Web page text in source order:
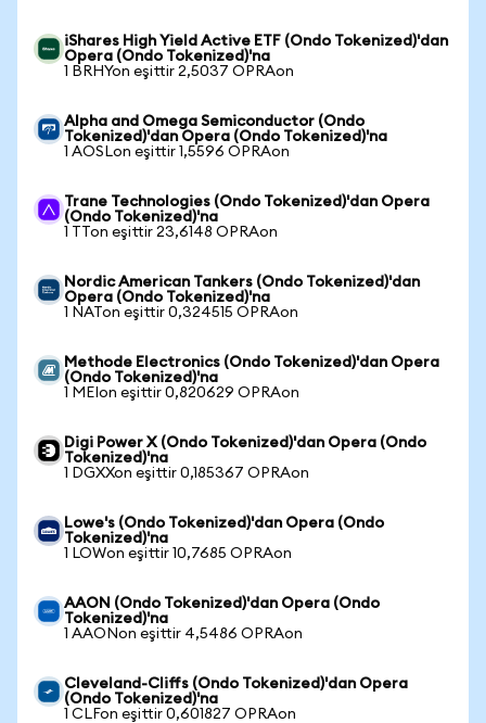
iShares High Yield Active ETF (Ondo Tokenized)'dan
Opera (Ondo Tokenized)'na
1 BRHYon eşittir 2,5037 OPRAon
Alpha and Omega Semiconductor (Ondo
Tokenized)'dan Opera (Ondo Tokenized)'na
1 AOSLon eşittir 1,5596 OPRAon
Trane Technologies (Ondo Tokenized)'dan Opera
(Ondo Tokenized)'na
1 TTon eşittir 23,6148 OPRAon
Nordic American Tankers (Ondo Tokenized)'dan
Opera (Ondo Tokenized)'na
1 NATon eşittir 0,324515 OPRAon
Methode Electronics (Ondo Tokenized)'dan Opera
(Ondo Tokenized)'na
1 MEIon eşittir 0,820629 OPRAon
Digi Power X (Ondo Tokenized)'dan Opera (Ondo
Tokenized)'na
1 DGXXon eşittir 0,185367 OPRAon
Lowe's (Ondo Tokenized)'dan Opera (Ondo
Tokenized)'na
1 LOWon eşittir 10,7685 OPRAon
AAON (Ondo Tokenized)'dan Opera (Ondo
Tokenized)'na
1 AAONon eşittir 4,5486 OPRAon
Cleveland-Cliffs (Ondo Tokenized)'dan Opera
(Ondo Tokenized)'na
1 CLFon eşittir 0,601827 OPRAon